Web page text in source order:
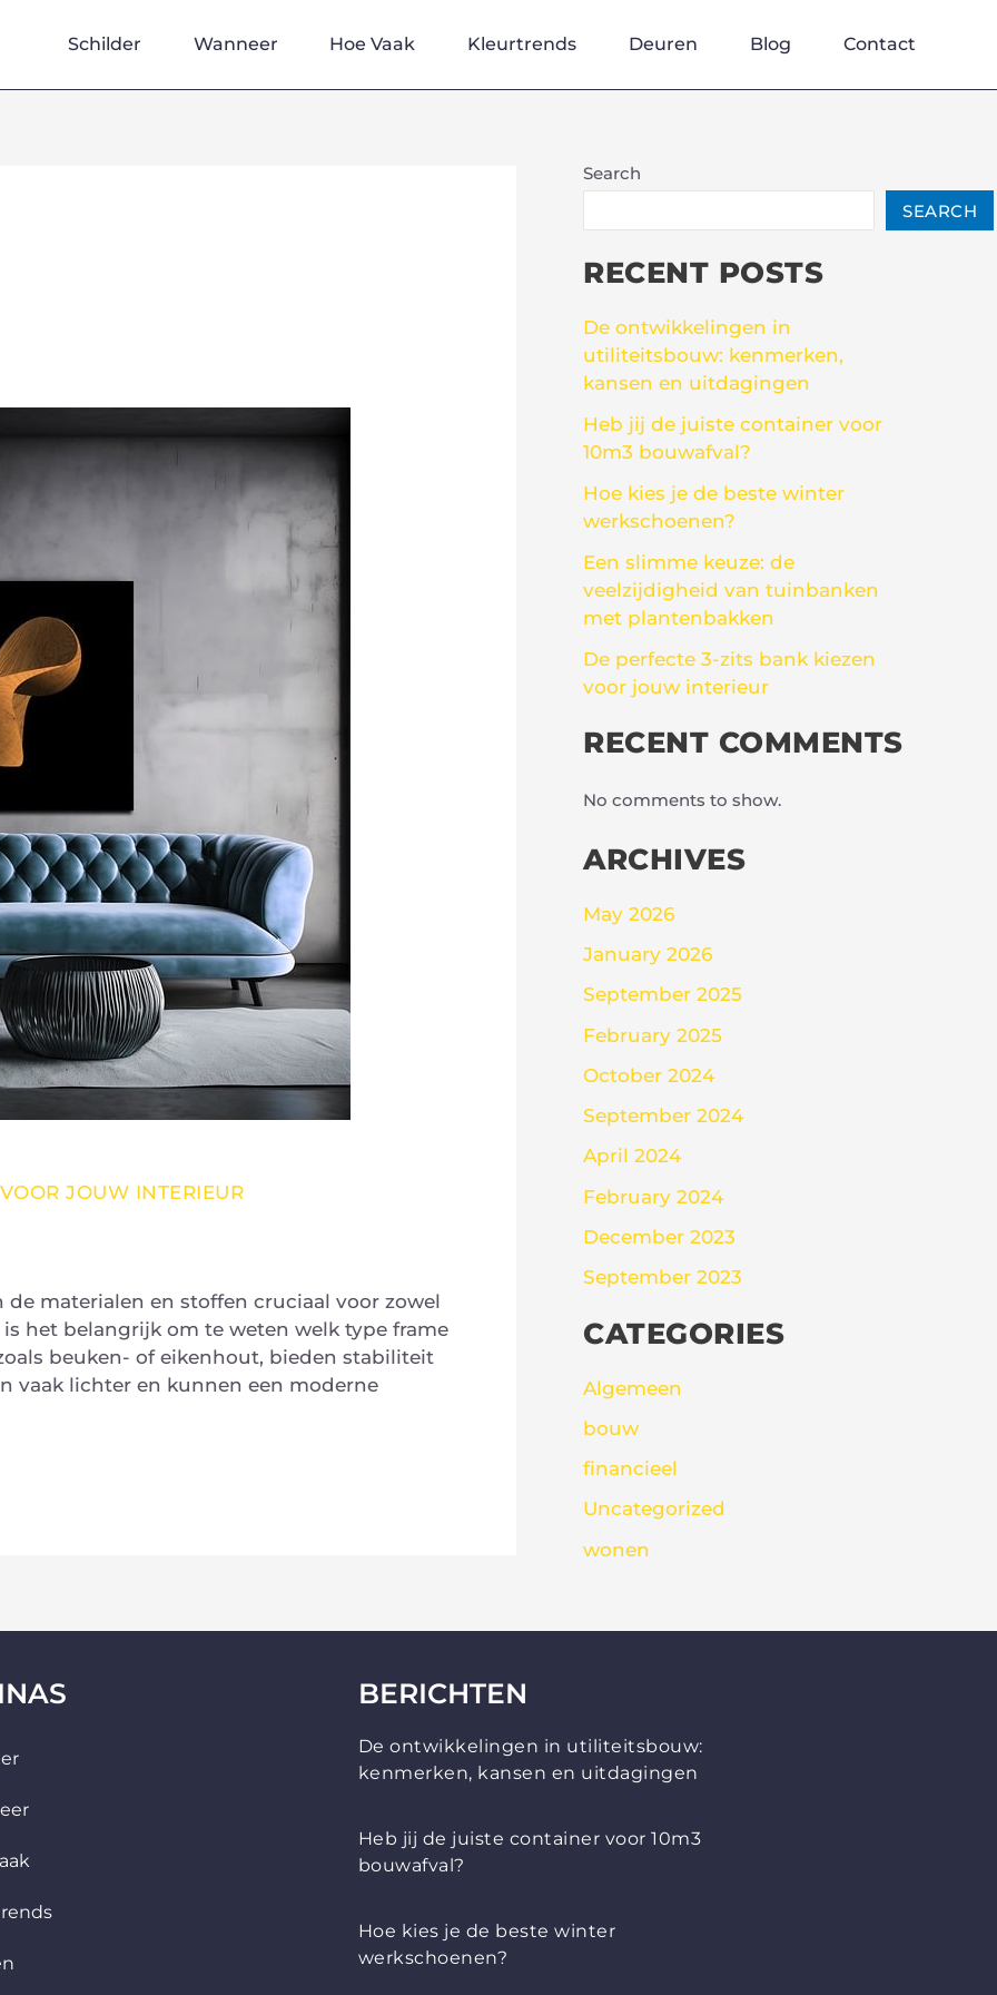
Schilder Wanneer Hoe Vaak Kleurtrends Deuren Blog Contact
JOUW INTERIEUR
materialen en stoffen cruciaal voor zowel
het belangrijk om te weten welk type frame
beuken- of eikenhout, bieden stabiliteit
vaak lichter en kunnen een moderne
Search
SEARCH
RECENT POSTS
De ontwikkelingen in
utiliteitsbouw: kenmerken,
kansen en uitdagingen
Heb jij de juiste container voor
10m3 bouwafval?
Hoe kies je de beste winter
werkschoenen?
Een slimme keuze: de
veelzijdigheid van tuinbanken
met plantenbakken
De perfecte 3-zits bank kiezen
voor jouw interieur
RECENT COMMENTS
No comments to show.
ARCHIVES
May 2026
January 2026
September 2025
February 2025
October 2024
September 2024
April 2024
February 2024
December 2023
September 2023
CATEGORIES
Algemeen
bouw
financieel
Uncategorized
wonen
BERICHTEN
De ontwikkelingen in utiliteitsbouw:
kenmerken, kansen en uitdagingen
Heb jij de juiste container voor 10m3
bouwafval?
Hoe kies je de beste winter
werkschoenen?